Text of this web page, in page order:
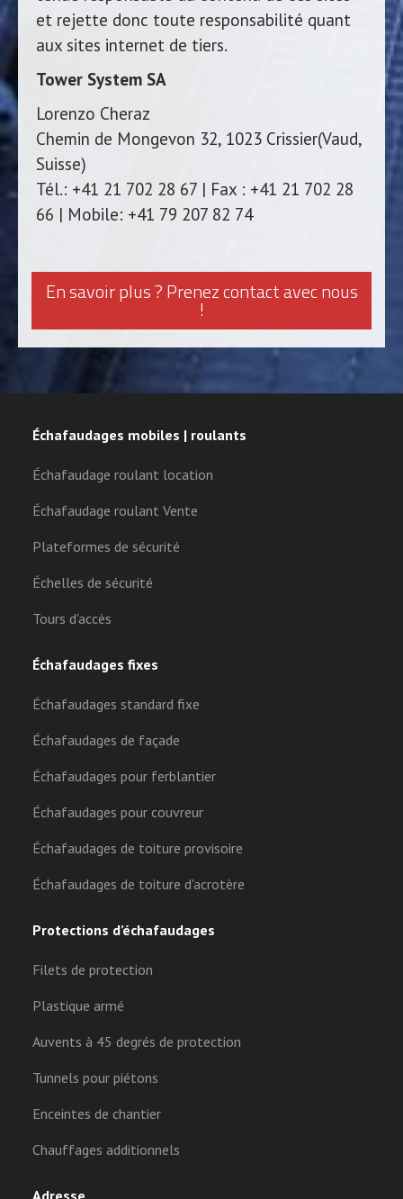
et rejette donc toute responsabilité quant
aux sites internet de tiers.
Tower System SA
Lorenzo Cheraz
Chemin de Mongevon 32, 1023 Crissier(Vaud,
Suisse)
Tél.: +41 21 702 28 67 | Fax : +41 21 702 28
66 | Mobile: +41 79 207 82 74
En savoir plus ? Prenez contact avec nous
!
Échafaudages mobiles | roulants
Échafaudage roulant location
Échafaudage roulant Vente
Plateformes de sécurité
Échelles de sécurité
Tours d'accès
Échafaudages fixes
Échafaudages standard fixe
Échafaudages de façade
Échafaudages pour ferblantier
Échafaudages pour couvreur
Échafaudages de toiture provisoire
Échafaudages de toiture d'acrotère
Protections d’échafaudages
Filets de protection
Plastique armé
Auvents à 45 degrés de protection
Tunnels pour piétons
Enceintes de chantier
Chauffages additionnels
Adresse